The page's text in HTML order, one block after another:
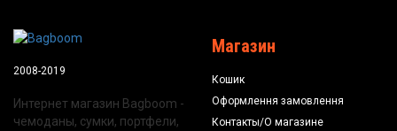
2008-2019
Интернет магазин Bagboom -
чемоданы, сумки, портфели,
Магазин
Кошик
Оформлення замовлення
Контакты/О магазине